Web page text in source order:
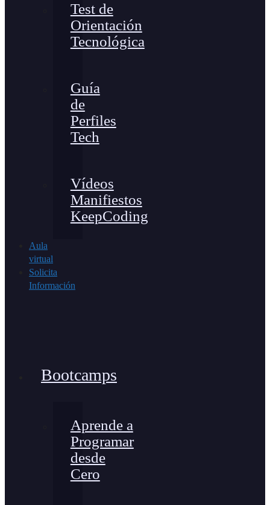
Test de
Orientación
Tecnológica
Guía
de
Perfiles
Tech
Vídeos
Manifiestos
KeepCoding
Aula
virtual
Solicita
Información
Bootcamps
Aprende a
Programar
desde
Cero